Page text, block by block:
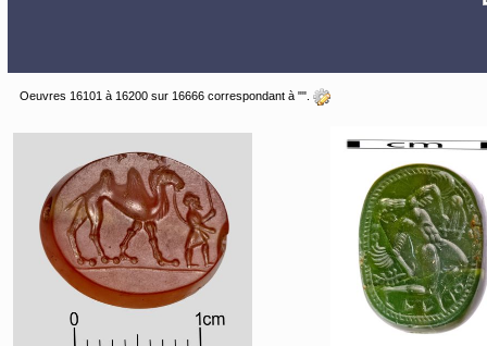
Oeuvres 16101 à 16200 sur 16666 correspondant à "".